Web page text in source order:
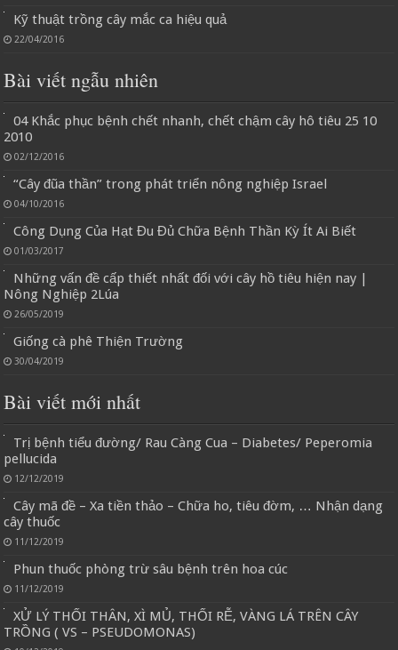
Kỹ thuật trồng cây mắc ca hiệu quả
22/04/2016
Bài viết ngẫu nhiên
04 Khắc phục bệnh chết nhanh, chết chậm cây hô tiêu 25 10
2010
02/12/2016
“Cây đũa thần” trong phát triển nông nghiệp Israel
04/10/2016
Công Dụng Của Hạt Đu Đủ Chữa Bệnh Thần Kỳ Ít Ai Biết
01/03/2017
Những vấn đề cấp thiết nhất đối với cây hồ tiêu hiện nay |
Nông Nghiệp 2Lúa
26/05/2019
Giống cà phê Thiện Trường
30/04/2019
Bài viết mới nhất
Trị bệnh tiểu đường/ Rau Càng Cua – Diabetes/ Peperomia
pellucida
12/12/2019
Cây mã đề – Xa tiền thảo – Chữa ho, tiêu đờm, … Nhận dạng
cây thuốc
11/12/2019
Phun thuốc phòng trừ sâu bệnh trên hoa cúc
11/12/2019
XỬ LÝ THỐI THÂN, XÌ MỦ, THỐI RỄ, VÀNG LÁ TRÊN CÂY
TRỒNG ( VS – PSEUDOMONAS)